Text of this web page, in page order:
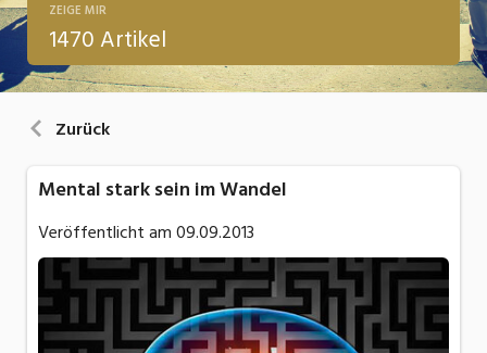
13 Fragen - 13 Antworten
Arbeit
ZEIGE MIR
1470 Artikel
Zurück
Mental stark sein im Wandel
Veröffentlicht am09.09.2013